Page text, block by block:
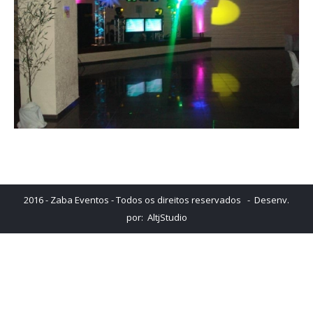
2016 - Zaba Eventos - Todos os direitos reservados - Desenv.
por: AltjStudio